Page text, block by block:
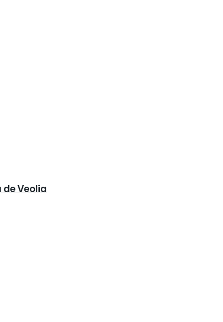
Veolia